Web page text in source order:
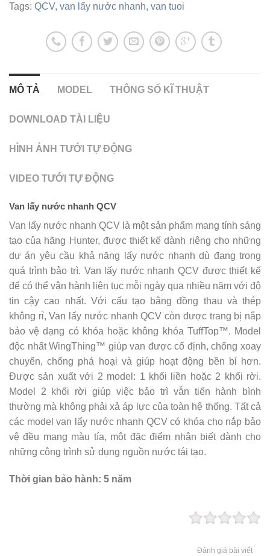
Tags: QCV, van lấy nước nhanh, van tuoi
MÔ TẢ MODEL THÔNG SỐ KĨ THUẬT
DOWNLOAD TÀI LIỆU
HÌNH ẢNH TƯỚI TỰ ĐỘNG
VIDEO TƯỚI TỰ ĐỘNG
Van lấy nước nhanh QCV
Van lấy nước nhanh QCV là một sản phẩm mang tính sáng
tạo của hãng Hunter, được thiết kế dành riêng cho những
dự án yêu cầu khả năng lấy nước nhanh dù đang trong
quá trình bảo trì. Van lấy nước nhanh QCV được thiết kế
để có thể vận hành liên tục mỗi ngày qua nhiều năm với độ
tin cậy cao nhất. Với cấu tạo bằng đồng thau và thép
không rỉ, Van lấy nước nhanh QCV còn được trang bị nắp
bảo vệ dạng có khóa hoặc không khóa TuffTop™. Model
độc nhất WingThing™ giúp van được cố định, chống xoay
chuyển, chống phá hoại và giúp hoạt động bền bỉ hơn.
Được sản xuất với 2 model: 1 khối liền hoặc 2 khối rời.
Model 2 khối rời giúp việc bảo trì vẫn tiến hành bình
thường mà không phải xả áp lực của toàn hệ thống. Tất cả
các model van lấy nước nhanh QCV có khóa cho nắp bảo
vệ đều mang màu tía, một đặc điểm nhận biết dành cho
những công trình sử dụng nguồn nước tái tạo.
Thời gian bảo hành: 5 năm
Đánh giá bài viết